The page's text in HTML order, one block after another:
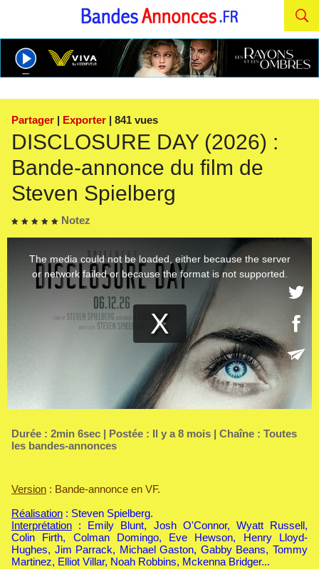
Partager | Exporter | 841 vues
DISCLOSURE DAY (2026) :
Bande-annonce du film de
Steven Spielberg
Notez
Durée : 2min 6sec | Postée : Il y a 8 mois | Chaîne : Toutes
les bandes-annonces
Version : Bande-annonce en VF.
Réalisation : Steven Spielberg.
Interprétation : Emily Blunt, Josh O'Connor, Wyatt Russell,
Colin Firth, Colman Domingo, Eve Hewson, Henry Lloyd-
Hughes, Jim Parrack, Michael Gaston, Gabby Beans, Tommy
Martinez, Elliot Villar, Noah Robbins, Mckenna Bridger...